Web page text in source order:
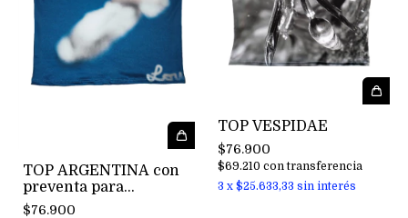
TOP ARGENTINA con
preventa para
entregar en 15 dias
$76.900
TOP VESPIDAE
$76.900
$69.210 con transferencia
3 x $25.633,33 sin interés